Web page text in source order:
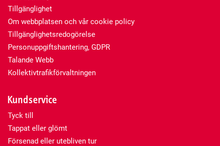
Tillgänglighet
Om webbplatsen och vår cookie policy
Tillgänglighetsredogörelse
Personuppgiftshantering, GDPR
Talande Webb
Kollektivtrafikförvaltningen
Kundservice
Tyck till
Tappat eller glömt
Försenad eller utebliven tur